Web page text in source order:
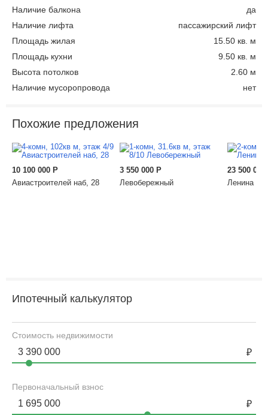
Наличие балкона
да
Наличие лифта
пассажирский лифт
Площадь жилая
15.50 кв. м
Площадь кухни
9.50 кв. м
Высота потолков
2.60 м
Наличие мусоропровода
нет
Похожие предложения
10 100 000 Р
Авиастроителей наб, 28
3 550 000 Р
Левобережный
23 500 000
Ленина
Ипотечный калькулятор
Стоимость недвижимости
Первоначальный взнос